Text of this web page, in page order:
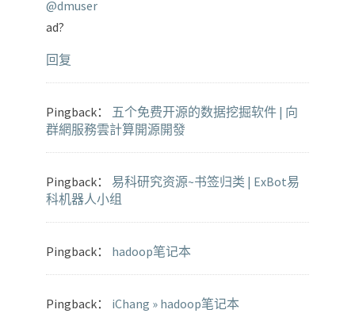
@dmuser
ad?
回复
Pingback： 五个免费开源的数据挖掘软件 | 向
群網服務雲計算開源開發
Pingback： 易科研究资源~书签归类 | ExBot易
科机器人小组
Pingback： hadoop笔记本
Pingback： iChang » hadoop笔记本